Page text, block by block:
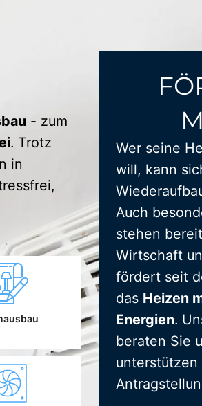
- zum
. Trotz
in
Wer seine
will, kann
Auch
stehen
Wirtschaft
fördert seit
das Heizen
Energien.
beraten Sie